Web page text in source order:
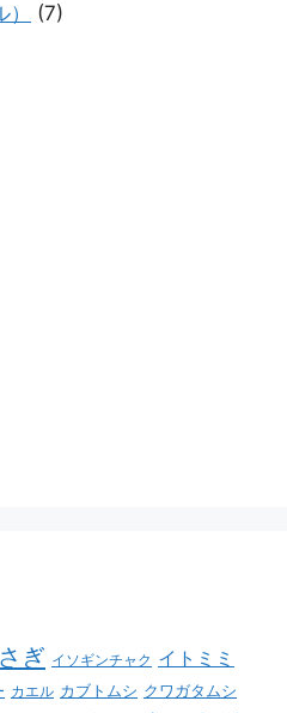
(7)
ぎ イソギンチャク イトミミ
カエル カブトムシ クワガタムシ